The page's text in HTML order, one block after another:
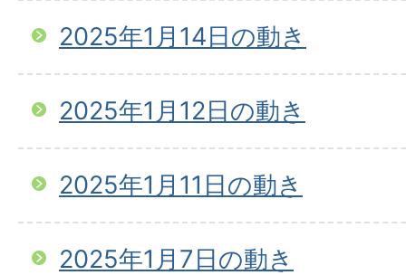
2025年1月14日の動き
2025年1月12日の動き
2025年1月11日の動き
2025年1月7日の動き